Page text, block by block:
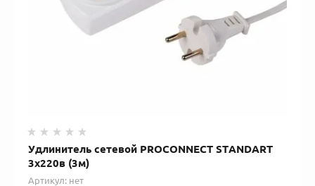
Удлинитель сетевой PROCONNECT STANDART
3x220в (3м)
Артикул: нет